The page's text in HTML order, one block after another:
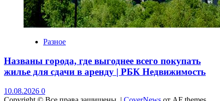
Разное
Названы города, где выгоднее всего покупать
жилье для сдачи в аренду | РБК Недвижимость
10.08.2026 0